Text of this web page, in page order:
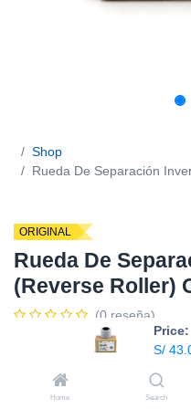
Price:
S/
Home Search
Shop
Rueda De Separación
ORIGINAL
Rueda De
(Reverse Roller)
(0 reseña)
D5412241